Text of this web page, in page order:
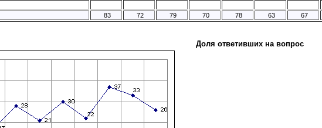
83 72 79 70 78 63 67
Доля ответивших на вопрос